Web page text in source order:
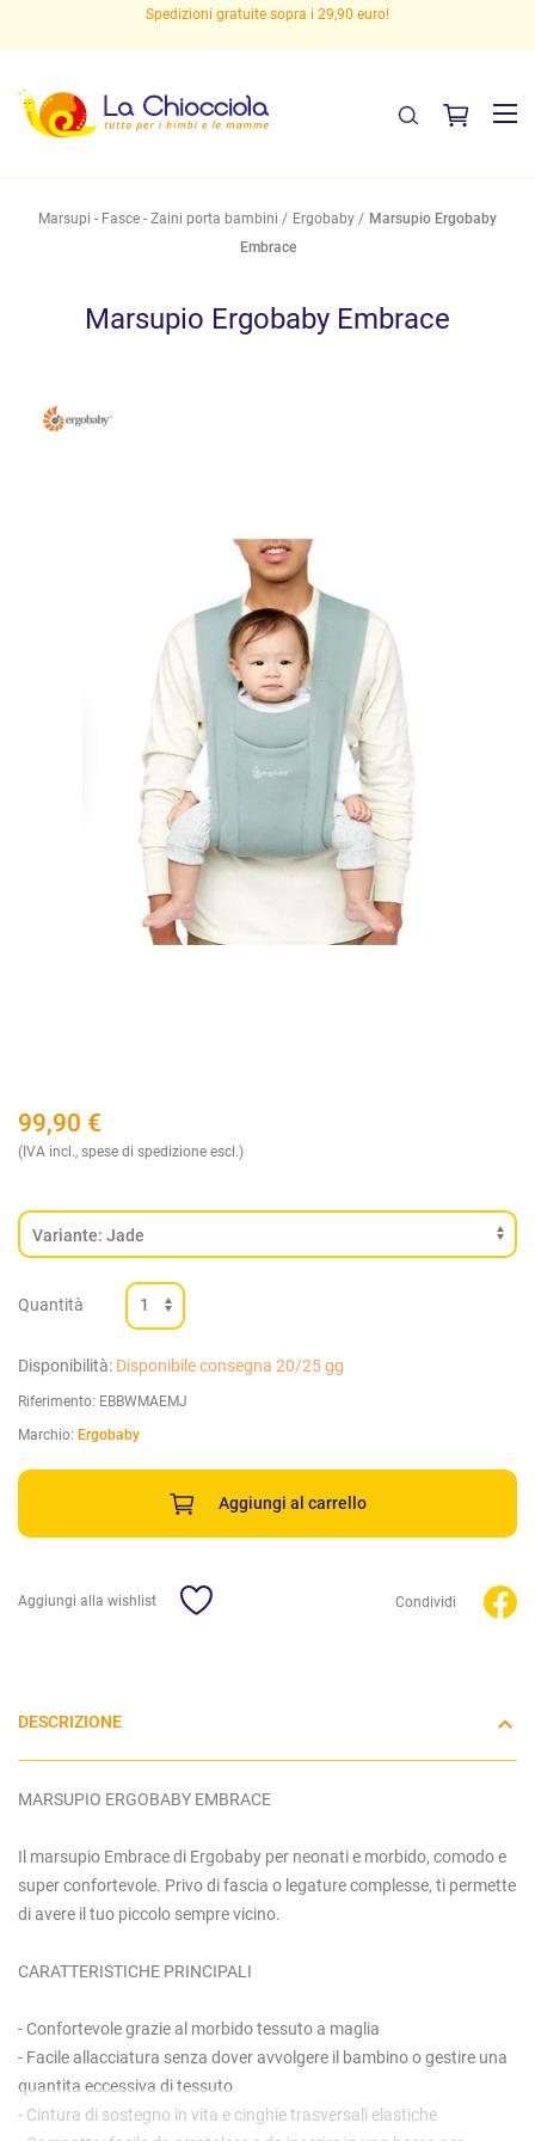
Spedizioni gratuite sopra i 29,90 euro!
Marsupi - Fasce - Zaini porta bambini Ergobaby
Marsupio Ergobaby
Embrace
Marsupio Ergobaby Embrace
99,90 €
(IVA incl., spese di spedizione escl.)
Quantità
Disponibilità: Disponibile consegna 20/25 gg
Riferimento: EBBWMAEMJ
Marchio: Ergobaby
Aggiungi al carrello
Aggiungi alla wishlist Condividi
DESCRIZIONE
MARSUPIO ERGOBABY EMBRACE
Il marsupio Embrace di Ergobaby per neonati e morbido, comodo e
super confortevole. Privo di fascia o legature complesse, ti permette
di avere il tuo piccolo sempre vicino.
CARATTERISTICHE PRINCIPALI
- Confortevole grazie al morbido tessuto a maglia
- Facile allacciatura senza dover avvolgere il bambino o gestire una
quantita eccessiva di tessuto
- Cintura di sostegno in vita e cinghie trasversali elastiche